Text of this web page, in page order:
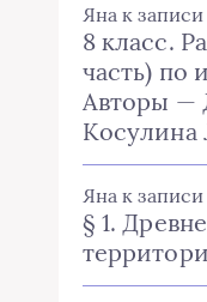
Яна к записи
8 класс.
часть) по
Авторы —
Косулина
Яна к записи
§ 1.